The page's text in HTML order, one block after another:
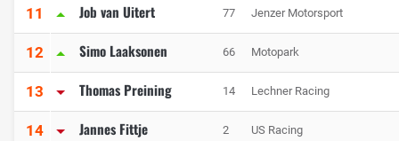
11 Job van Uitert 77 Jenzer Motorsport
12 Simo Laaksonen 66 Motopark
13 Thomas Preining 14 Lechner Racing
14 Jannes Fittje 2 US Racing